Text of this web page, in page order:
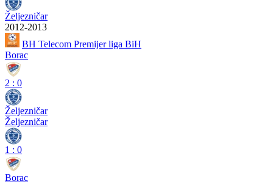
Željezničar
2012-2013
BH Telecom Premijer liga BiH
Borac
2 : 0
Željezničar
Željezničar
1 : 0
Borac